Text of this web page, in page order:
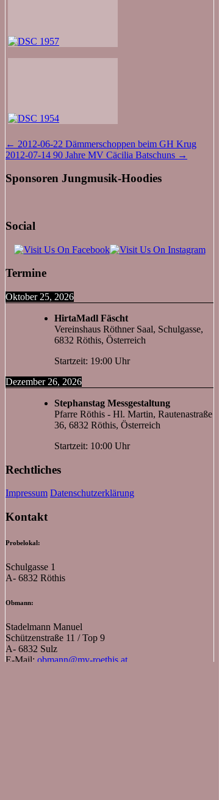
Beitragsnavigation
← 2012-06-22 Dämmerschoppen beim GH Krug
2012-07-14 90 Jahre MV Cäcilia Batschuns →
Sponsoren Jungmusik-Hoodies
Social
Termine
Oktober 25, 2026
HirtaMadl Fäscht
Vereinshaus Röthner Saal, Schulgasse,
6832 Röthis, Österreich
Startzeit: 19:00 Uhr
Dezember 26, 2026
Stephanstag Messgestaltung
Pfarre Röthis - Hl. Martin, Rautenastraße
36, 6832 Röthis, Österreich
Startzeit: 10:00 Uhr
Rechtliches
Impressum Datenschutzerklärung
Kontakt
Probelokal:
Schulgasse 1
A- 6832 Röthis
Obmann:
Stadelmann Manuel
Schützenstraße 11 / Top 9
A- 6832 Sulz
E-Mail: obmann@mv-roethis.at